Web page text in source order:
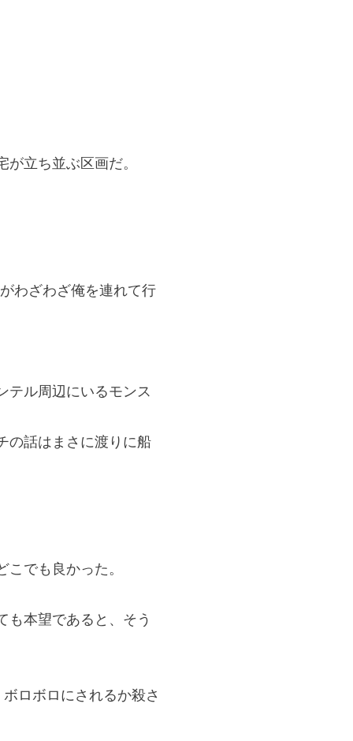
立ち並ぶ区画だ。
わざわざ俺を連れて行
ル周辺にいるモンス
の話はまさに渡りに船
でも良かった。
本望であると、そう
ロボロにされるか殺さ